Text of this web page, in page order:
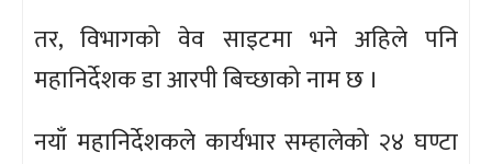
तर, विभागको वेव साइटमा भने अहिले पनि
महानिर्देशक डा आरपी बिच्छाको नाम छ ।
नयाँ महानिर्देशकले कार्यभार सम्हालेको २४ घण्टा